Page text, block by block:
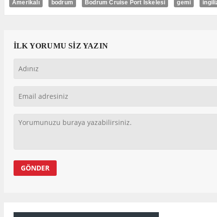
Amerikalı bodrum Bodrum Cruise Port İskelesi gemi
İLK YORUMU SİZ YAZIN